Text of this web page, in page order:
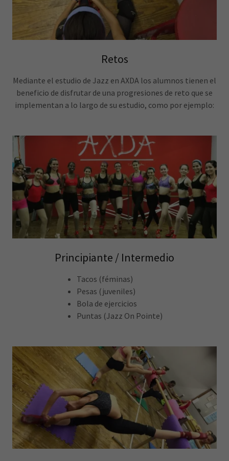
Retos
Mediante el estudio de Jazz en AXDA los alumnos tienen el
beneficio de disfrutar de una progresiones de reto que se
implementan a lo largo de su estudio, como por ejemplo:
Principiante / Intermedio
Tacos (féminas)
Pesas (juveniles)
​Bola de ejercicios
Puntas (Jazz On Pointe)